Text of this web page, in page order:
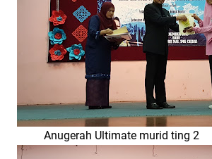
Anugerah Ultimate murid ting 2